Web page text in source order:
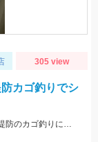
305 view
カゴ釣りでシ
当店常連K様より釣果情報をご提供頂きました!東伊豆堤防のカゴ釣りにてシマアジをキャッチ!!おめでとうございます^^